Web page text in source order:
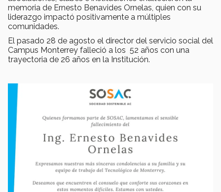
memoria de Ernesto Benavides Ornelas, quien con su
liderazgo impactó positivamente a múltiples
comunidades.
El pasado 28 de agosto el director del servicio social del
Campus Monterrey falleció a los 52 años con una
trayectoria de 26 años en la Institución.